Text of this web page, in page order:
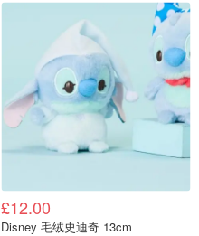
£12.00
Disney 毛绒史迪奇 13cm